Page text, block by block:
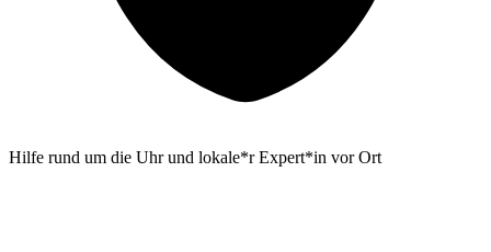
Hilfe rund um die Uhr und lokale*r Expert*in vor Ort